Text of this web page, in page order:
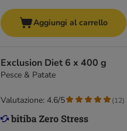
Aggiungi al carrello
Exclusion Diet 6 x 400 g
Pesce & Patate
Valutazione: 4.6/5 (12)